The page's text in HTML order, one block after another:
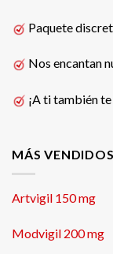
Paquete
Nos encantan
¡A ti también
MÁS VENDIDOS
Artvigil 150 mg
Modvigil 200 mg